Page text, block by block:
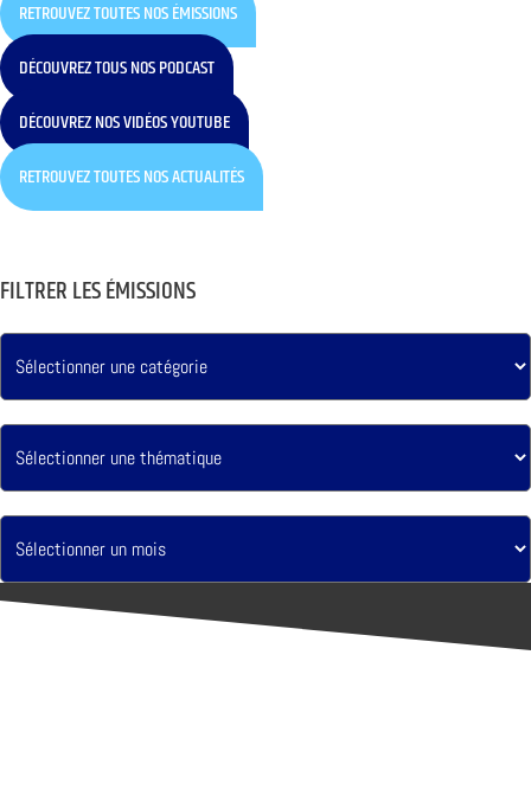
RETROUVEZ TOUTES NOS ÉMISSIONS
DÉCOUVREZ TOUS NOS PODCAST
DÉCOUVREZ NOS VIDÉOS YOUTUBE
RETROUVEZ TOUTES NOS ACTUALITÉS
FILTRER LES ÉMISSIONS